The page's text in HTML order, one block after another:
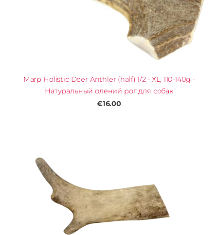
Marp Holistic Deer Anthler (half) 1/2 - XL, 110-140g -
Натуральный олений рог для собак
€16.00